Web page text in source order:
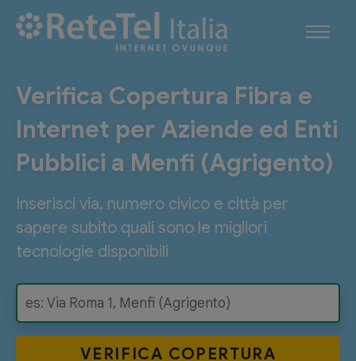
Verifica Copertura Fibra e
Internet per Aziende ed Enti
Pubblici a Menfi (Agrigento)
Inserisci via, numero civico e città per
sapere subito quali sono le migliori
tecnologie disponibili
VERIFICA COPERTURA